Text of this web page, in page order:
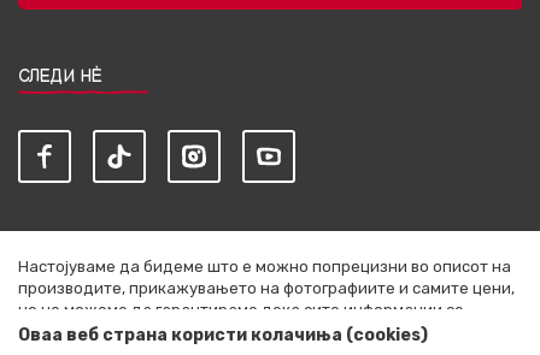
СЛЕДИ НЀ
Настојуваме да бидеме што е можно попрецизни во описот на
производите, прикажувањето на фотографиите и самите цени,
но не можеме да гарантираме дека сите информации се
комплетни и без грешки. Сите артикли прикажани на сајтот се
Оваа веб страна користи колачиња (cookies)